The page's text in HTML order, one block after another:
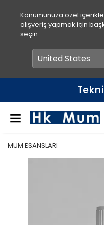
Konumunuza özel
alışveriş yapmak için
seçin.
MUM ESANSLARI